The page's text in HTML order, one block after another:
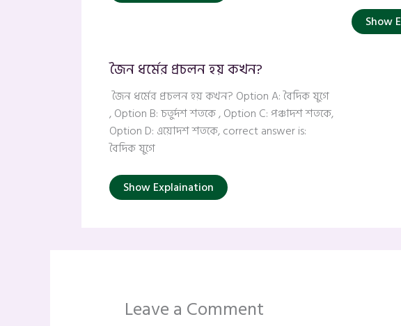
Show
জৈন ধর্মের প্রচলন হয় কখন?
জৈন ধর্মের প্রচলন হয় কখন? Option A: বৈদিক যুগে
, Option B: চতুর্দশ শতকে , Option C: পঞ্চাদশ শতকে,
Option D: এয়োদশ শতকে, correct answer is:
বৈদিক যুগে
Show Explaination
Leave a Comment